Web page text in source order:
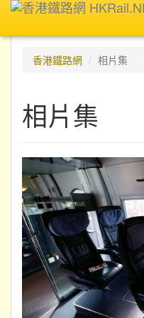
香港鐵路網
相片集
相片集